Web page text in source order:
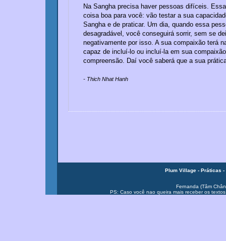
Na Sangha precisa haver pessoas difíceis.
coisa boa para você: vão testar a sua
Sangha e de praticar. Um dia, quando essa
desagradável, você conseguirá sorrir, sem se
negativamente por isso. A sua compaixão terá
capaz de incluí-lo ou incluí-la em sua
compreensão. Daí você saberá que a sua
- Thich Nhat Hanh
Plum Village - Práticas -
Fernanda (Tâm
PS: Caso você nao queira mais receber os